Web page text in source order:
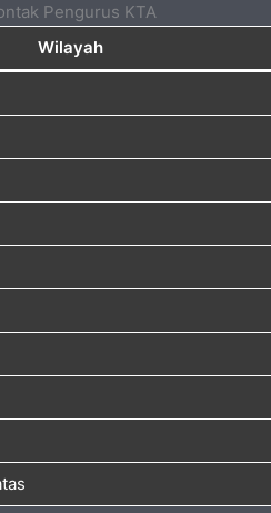
Pengurus KTA
Wilayah